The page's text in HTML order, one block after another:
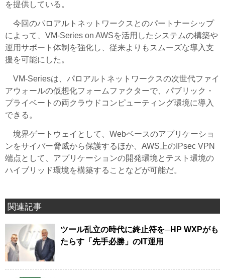
を提供している。
今回のパロアルトネットワークスとのパートナーシップ
によって、VM-Series on AWSを活用したシステムの構築や
運用サポート体制を強化し、従来よりもスムーズな導入支
援を可能にした。
VM-Seriesは、パロアルトネットワークスの次世代ファイ
アウォールの仮想化フォームファクターで、パブリック・
プライベートの両クラウドコンピューティング環境に導入
できる。
境界ゲートウェイとして、Webベースのアプリケーショ
ンをサイバー脅威から保護するほか、AWS上のIPsec VPN
端点として、アプリケーションの開発環境とテスト環境の
ハイブリッド環境を構築することなどが可能だ。
関連記事
ツール乱立の時代に終止符を─HP WXPがも
たらす「先手必勝」のIT運用